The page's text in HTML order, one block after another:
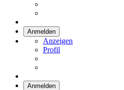
Anmelden
Anzeigen
Profil
Anmelden